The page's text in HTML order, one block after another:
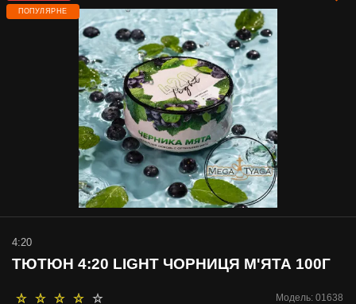
ПОПУЛЯРНЕ
Модель: 01638
4:20
ТЮТЮН 4:20 LIGHT ЧОРНИЦЯ М'ЯТА 100Г